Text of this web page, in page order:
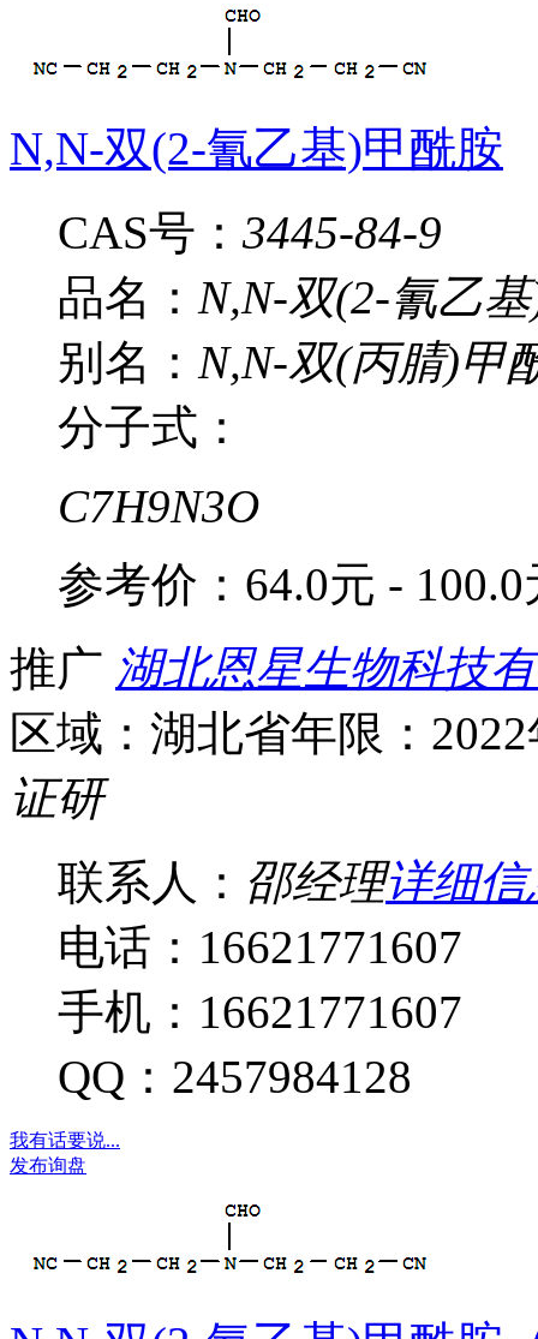
N,N-双(2-氰乙基)甲酰胺
CAS号： 3445-84-9
品名： N,N-双(2-氰乙
别名： N,N-双(丙腈)甲
分子式：
C7H9N3O
参考价： 64.0元 - 100.0
推广 湖北恩星生物科技
区域：湖北省年限：
证研
联系人： 邵经理详细信
电话：16621771607
手机：16621771607
QQ：2457984128
我有话要说...
发布询盘